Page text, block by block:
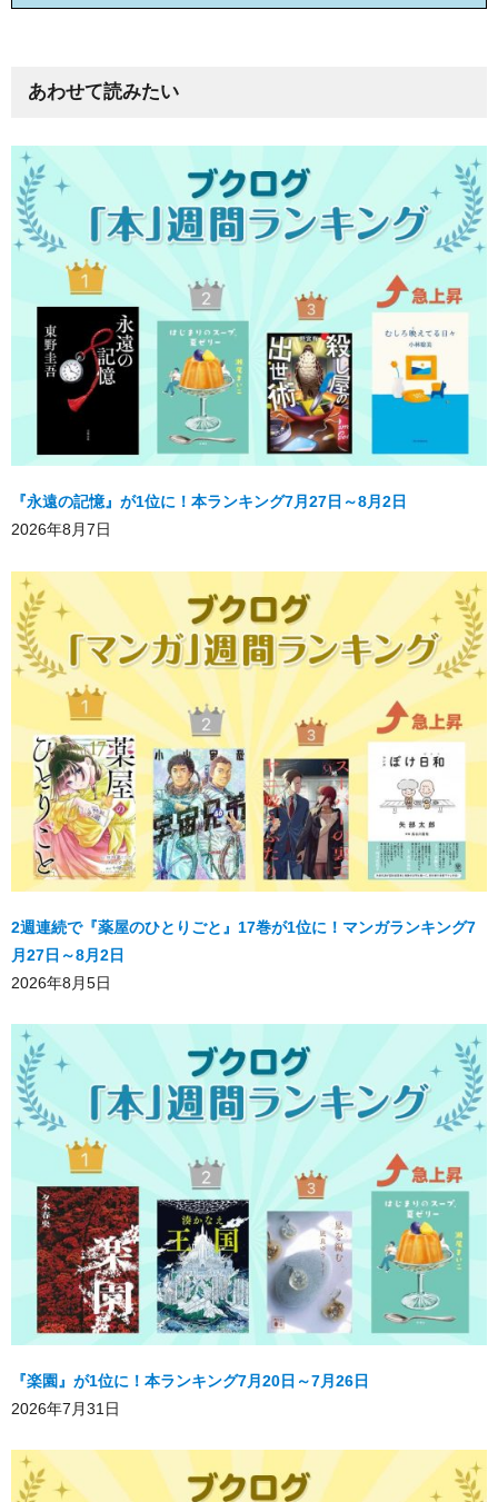
あわせて読みたい
『永遠の記憶』が1位に！本ランキング7月27日～8月2日
2026年8月7日
2週連続で『薬屋のひとりごと』17巻が1位に！マンガランキング7
月27日～8月2日
2026年8月5日
『楽園』が1位に！本ランキング7月20日～7月26日
2026年7月31日